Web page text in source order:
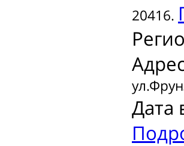
20416.
Дата